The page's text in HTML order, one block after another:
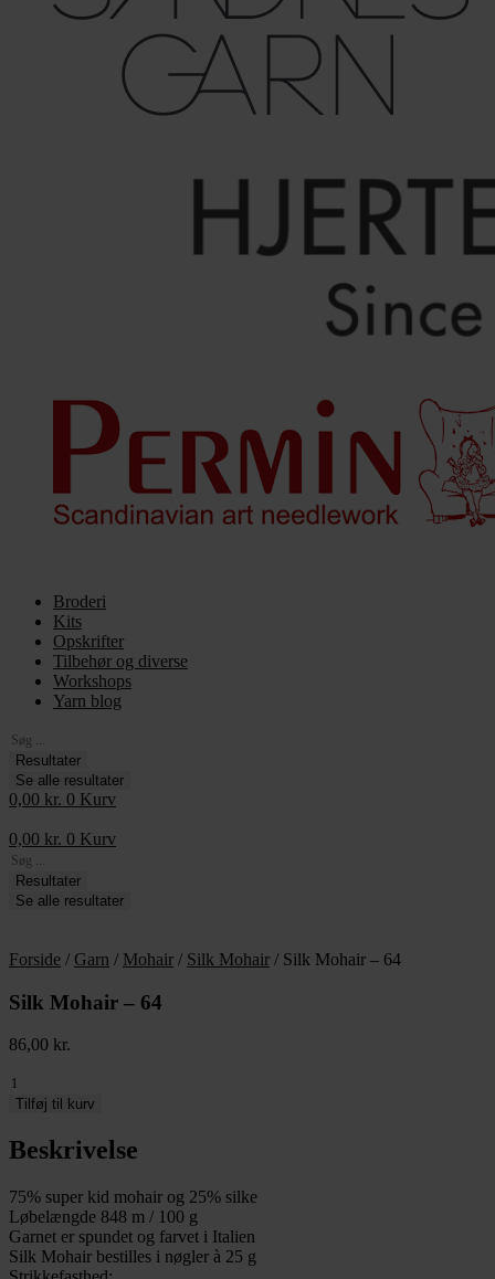
Broderi
Kits
Opskrifter
Tilbehør og diverse
Workshops
Yarn blog
Search
...Resultater
Se alle resultater
0,00 kr. 0 Kurv
0,00 kr. 0 Kurv
Search
...Resultater
Se alle resultater
Forside / Garn / Mohair / Silk Mohair / Silk Mohair – 64
Silk Mohair – 64
86,00 kr.
Silk
Mohair
64
antal
Tilføj til kurv
Beskrivelse
75% super kid mohair og 25% silke
Løbelængde 848 m / 100 g
Garnet er spundet og farvet i Italien
Silk Mohair bestilles i nøgler à 25 g